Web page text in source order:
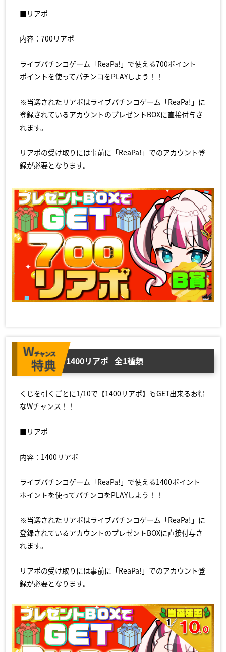
■リアポ
-------------------------------------------------
内容：700リアポ
ライブパチンコゲーム「ReaPa!」で使える700ポイント
ポイントを使ってパチンコをPLAYしよう！！
※当選されたリアポはライブパチンコゲーム「ReaPa!」に
登録されているアカウントのプレゼントBOXに直接付与さ
れます。
リアポの受け取りには事前に「ReaPa!」でのアカウント登
録が必要となります。
1400リアポ 全1種類
くじを引くごとに1/10で【1400リアポ】もGET出来るお得
なWチャンス！！
■リアポ
-------------------------------------------------
内容：1400リアポ
ライブパチンコゲーム「ReaPa!」で使える1400ポイント
ポイントを使ってパチンコをPLAYしよう！！
※当選されたリアポはライブパチンコゲーム「ReaPa!」に
登録されているアカウントのプレゼントBOXに直接付与さ
れます。
リアポの受け取りには事前に「ReaPa!」でのアカウント登
録が必要となります。